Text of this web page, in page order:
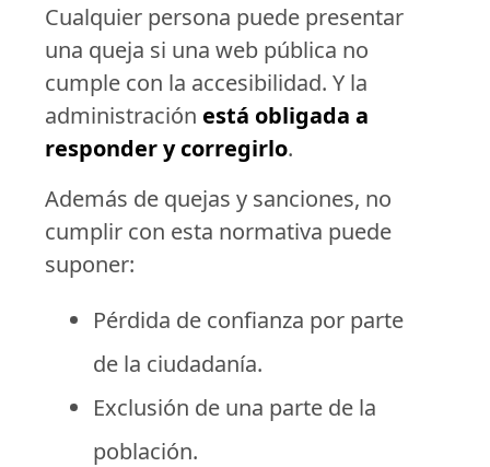
Cualquier persona puede presentar
una queja si una web pública no
cumple con la accesibilidad. Y la
administración está obligada a
responder y corregirlo.
Además de quejas y sanciones, no
cumplir con esta normativa puede
suponer:
Pérdida de confianza por parte
de la ciudadanía.
Exclusión de una parte de la
población.